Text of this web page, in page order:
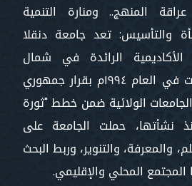
المنهج.. ومنارة التنمية
والتأسيس: تعد جامعة دنقلا
الرائدة في شمال
السودان؛ حيث تأسست في العام ١٩٩٤م بقرار جمهوري
الولائية ضمن خطط "ثورة
نشأتها، حملت الجامعة على
والمعرفة، والتنوير، وربط البحث
المجتمع المحلي والإقليمي.